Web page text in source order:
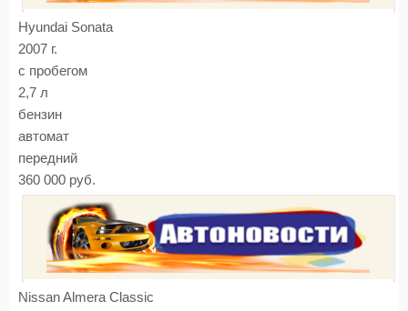
Hyundai Sonata
2007 г.
с пробегом
2,7 л
бензин
автомат
передний
360 000 руб.
Nissan Almera Classic